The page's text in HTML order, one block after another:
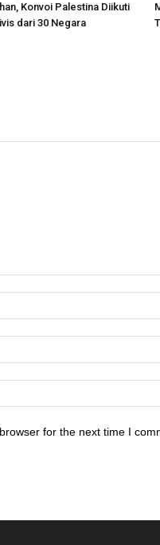
Konvoi Palestina Diikuti
dari 30 Negara
for the next time I